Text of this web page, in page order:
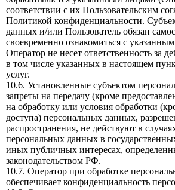
соответствии с их Пользовательским
Политикой конфиденциальности.
данных и/или Пользователь обязан
своевременно ознакомиться с
Оператор не несет ответственность за
в том числе указанных в настоящем
услуг.
10.6. Установленные субъектом
запреты на передачу (кроме
на обработку или условия обработки
доступа) персональных данных,
распространения, не действуют в
персональных данных в
иных публичных интересах,
законодательством РФ.
10.7. Оператор при обработке
обеспечивает конфиденциальность